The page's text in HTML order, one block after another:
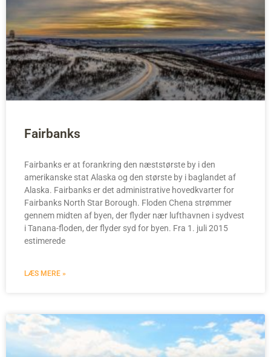
Fairbanks
Fairbanks er at forankring den næststørste by i den
amerikanske stat Alaska og den største by i baglandet af
Alaska. Fairbanks er det administrative hovedkvarter for
Fairbanks North Star Borough. Floden Chena strømmer
gennem midten af byen, der flyder nær lufthavnen i sydvest
i Tanana-floden, der flyder syd for byen. Fra 1. juli 2015
estimerede
LÆS MERE »